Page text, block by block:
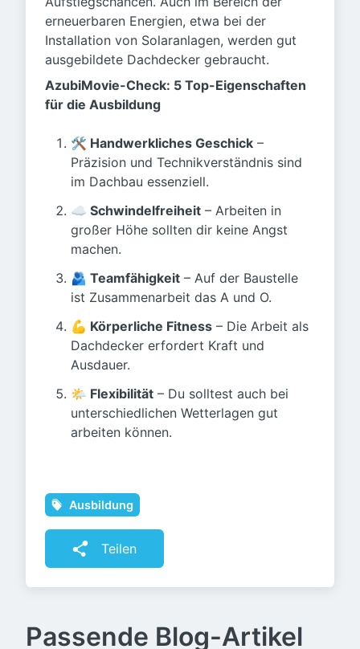
erneuerbaren Energien, etwa bei der
Installation von Solaranlagen, werden gut
ausgebildete Dachdecker gebraucht.
AzubiMovie-Check: 5 Top-Eigenschaften
für die Ausbildung
🛠️ Handwerkliches Geschick –
Präzision und Technikverständnis sind
im Dachbau essenziell.
☁️ Schwindelfreiheit – Arbeiten in
großer Höhe sollten dir keine Angst
machen.
🫂 Teamfähigkeit – Auf der Baustelle
ist Zusammenarbeit das A und O.
💪 Körperliche Fitness – Die Arbeit als
Dachdecker erfordert Kraft und
Ausdauer.
🌤️ Flexibilität – Du solltest auch bei
unterschiedlichen Wetterlagen gut
arbeiten können.
Ausbildung
Teilen
Passende Blog-Artikel